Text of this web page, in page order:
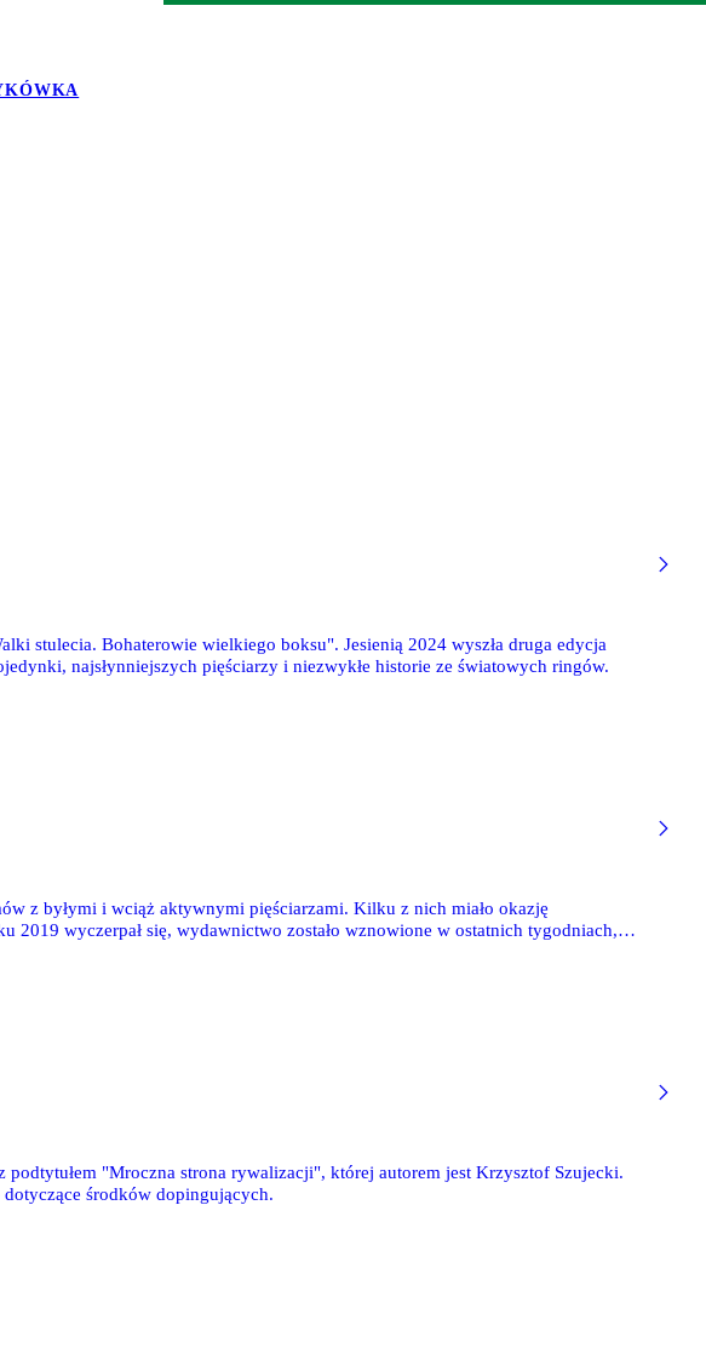
stulecia. Bohaterowie wielkiego boksu". Jesienią 2024 wyszła druga edycja
najsłynniejszych pięściarzy i niezwykłe historie ze światowych ringów.
z byłymi i wciąż aktywnymi pięściarzami. Kilku z nich miało okazję
2019 wyczerpał się, wydawnictwo zostało wznowione w ostatnich tygodniach,
podtytułem "Mroczna strona rywalizacji", której autorem jest Krzysztof Szujecki.
dotyczące środków dopingujących.